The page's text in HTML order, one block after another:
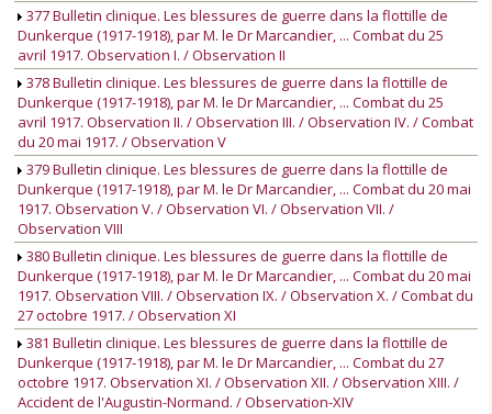
377 Bulletin clinique. Les blessures de guerre dans la flottille de
Dunkerque (1917-1918), par M. le Dr Marcandier, ... Combat du 25
avril 1917. Observation I. / Observation II
378 Bulletin clinique. Les blessures de guerre dans la flottille de
Dunkerque (1917-1918), par M. le Dr Marcandier, ... Combat du 25
avril 1917. Observation II. / Observation III. / Observation IV. / Combat
du 20 mai 1917. / Observation V
379 Bulletin clinique. Les blessures de guerre dans la flottille de
Dunkerque (1917-1918), par M. le Dr Marcandier, ... Combat du 20 mai
1917. Observation V. / Observation VI. / Observation VII. /
Observation VIII
380 Bulletin clinique. Les blessures de guerre dans la flottille de
Dunkerque (1917-1918), par M. le Dr Marcandier, ... Combat du 20 mai
1917. Observation VIII. / Observation IX. / Observation X. / Combat du
27 octobre 1917. / Observation XI
381 Bulletin clinique. Les blessures de guerre dans la flottille de
Dunkerque (1917-1918), par M. le Dr Marcandier, ... Combat du 27
octobre 1917. Observation XI. / Observation XII. / Observation XIII. /
Accident de l'Augustin-Normand. / Observation-XIV